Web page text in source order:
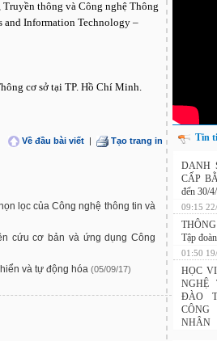
thông và Công nghệ Thông
and Information Technology –
cơ sở tại TP. Hồ Chí Minh.
Về đầu bài viết | Tạo trang in
lọc của Công nghệ thông tin và
cứu cơ bản và ứng dụng Công
và tự động hóa (05/09/17)
Tin
Nghiên
hướng
từ kế và
DANH
CẤP
đến 30/
09:15
THÔNG
Tập
01:50
HỌC
NGHỆ
ĐÀO
CÔNG